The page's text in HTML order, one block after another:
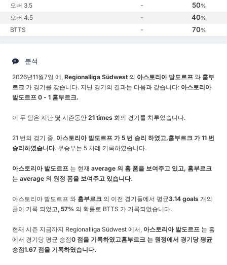
오버 3.5 - 50%
오버 4.5 - 40%
BTTS - 70%
분석
2026년11월7일 에, Regionalliga Südwest 의 아스토리아 발도르프 와 홈부
르크 가 경기를 갖습니다. 지난 경기의 결과는 다음과 같습니다: 아스토리아
발도르프 0 - 1 홈부르크.
이 두 팀은 지난 몇 시즌동안 21 times 회의 경기를 치루었습니다.
21 번의 경기 중, 아스토리아 발도르프 가 5 번 승리 하였고,홈부르크 가 11 번
승리하였습니다. 무승부는 5 차례 기록하였습니다.
아스토리아 발도르프 는 현재 average 의 홈 폼을 보여주고 있고, 홈부르크
는 average 의 원정 폼을 보여주고 있습니다.
아스토리아 발도르프 와 홈부르크 의 이전 경기들에서 평균3.14 goals 개의
골이 기록 되었고, 57% 의 확률로 BTTS 가 기록되었습니다.
현재 시즌 지금까지 Regionalliga Südwest 에서, 아스토리아 발도르프 는 홈
에서 경기당 평균 승점0 점을 기록하였고홈부르크 는 원정에서 경기당 평균
승점1.67 점을 기록하였습니다.